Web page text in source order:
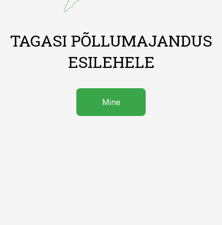
TAGASI PÕLLUMAJANDUS
ESILEHELE
Mine